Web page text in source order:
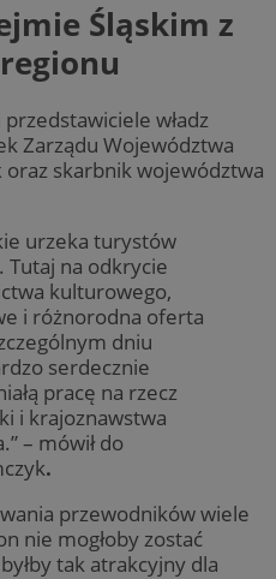
Śląskim z
władz
Zarządu Województwa
oraz skarbnik województwa
urzeka turystów
Tutaj na odkrycie
kulturowego,
i różnorodna oferta
dniu
serdecznie
pracę na rzecz
i krajoznawstwa
– mówił do
.
przewodników wiele
nie mogłoby zostać
tak atrakcyjny dla